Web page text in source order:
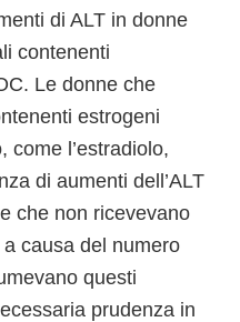
di ALT in donne
contenenti
Le donne che
estrogeni
come l’estradiolo,
di aumenti dell’ALT
che non ricevevano
causa del numero
questi
prudenza in